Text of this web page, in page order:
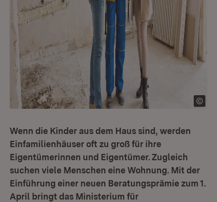
Wenn die Kinder aus dem Haus sind, werden
Einfamilienhäuser oft zu groß für ihre
Eigentümerinnen und Eigentümer. Zugleich
suchen viele Menschen eine Wohnung. Mit der
Einführung einer neuen Beratungsprämie zum 1.
April bringt das Ministerium für